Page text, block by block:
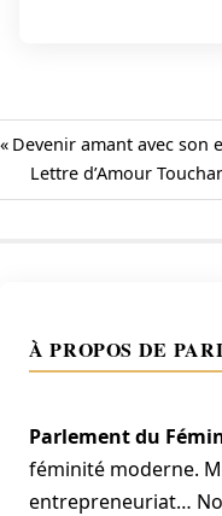
Navigation
Previous
Post:
Devenir amant avec son
Next
Post:
Lettre d’Amour
À PROPOS DE
Parlement du
féminité moderne.
entrepreneuriat…